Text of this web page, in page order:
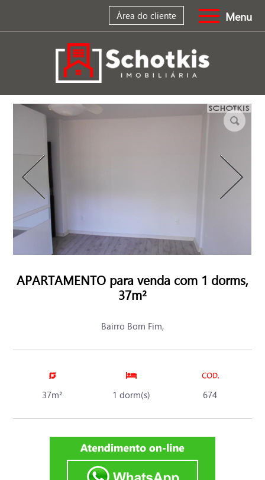
Menu
Área do cliente
APARTAMENTO para venda com 1 dorms,
37m²
Bairro Bom Fim,
37m² 1 dorm(s) 674